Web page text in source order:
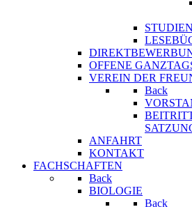
OFFENE
VEREIN DER
Back
ANFAHRT
KONTAKT
FACHSCHAFTEN
Back
BIOLOGIE
Back